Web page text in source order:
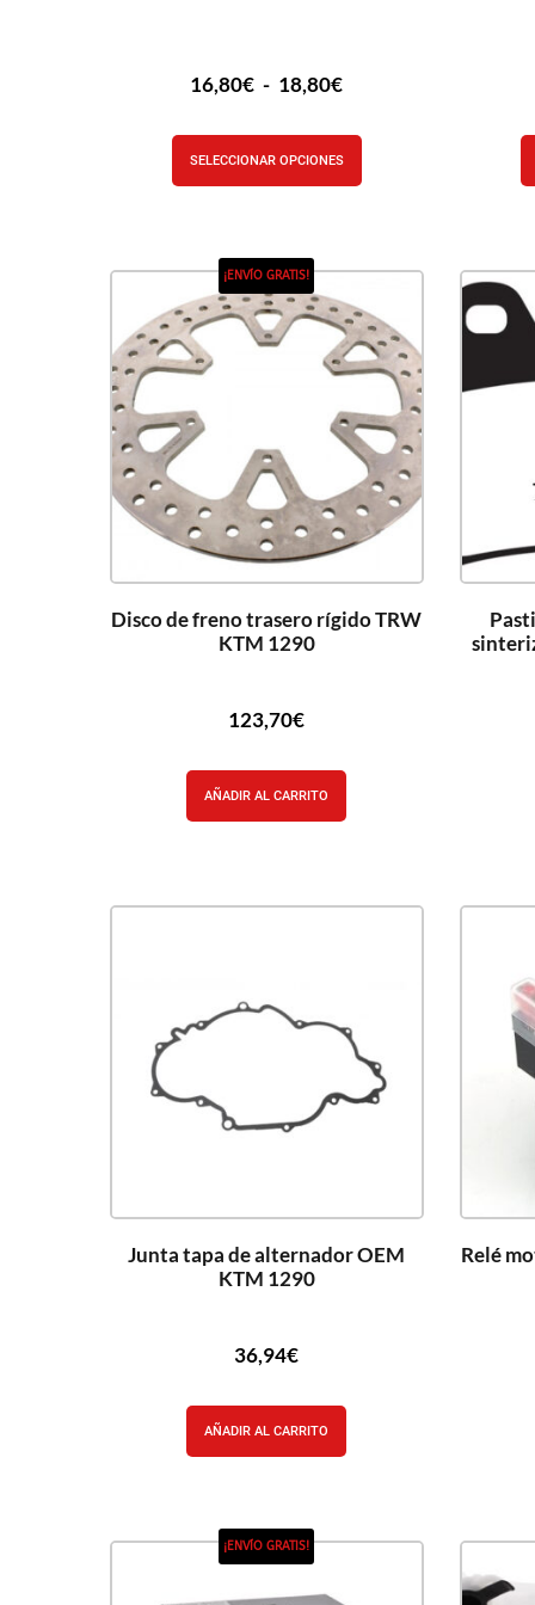
16,80€ - 18,80€
SELECCIONAR OPCIONES
¡ENVÍO GRATIS!
Disco de freno trasero rígido TRW
KTM 1290
123,70€
AÑADIR AL CARRITO
Junta tapa de alternador OEM
KTM 1290
36,94€
AÑADIR AL CARRITO
Relé
¡ENVÍO GRATIS!